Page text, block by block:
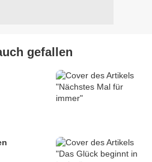
gefallen